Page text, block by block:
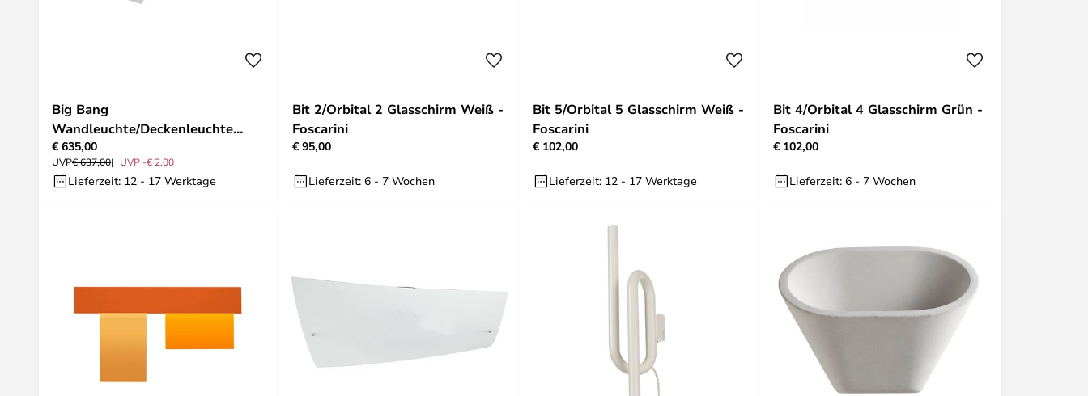
Big Bang
Wandleuchte/Deckenleuchte
Weiß - Foscarini
€ 635,00
UVP€ 637,00 UVP -€ 2,00
Lieferzeit: 12 - 17 Werktage
Bit 2/Orbital 2 Glasschirm Weiß -
Foscarini
€ 95,00
Lieferzeit: 6 - 7 Wochen
Bit 5/Orbital 5 Glasschirm Weiß -
Foscarini
€ 102,00
Lieferzeit: 12 - 17 Werktage
Bit 4/Orbital 4 Glasschirm Grün -
Foscarini
€ 102,00
Lieferzeit: 6 - 7 Wochen